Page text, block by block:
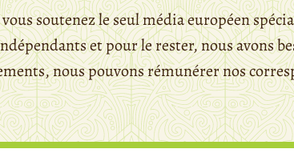
soutenez le seul média européen
et pour le rester, nous avons
nous pouvons rémunérer nos